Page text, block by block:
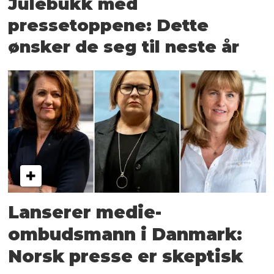
pressetoppene: Dette
ønsker de seg til neste år
Lanserer medie­
ombudsmann i Danmark:
Norsk presse er skeptisk